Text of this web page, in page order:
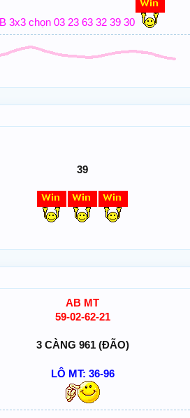
B 3x3 chọn 03 23 63 32 39 30
39
AB MT
59-02-62-21
3 CÀNG 961 (ĐÃO)
LÔ MT: 36-96